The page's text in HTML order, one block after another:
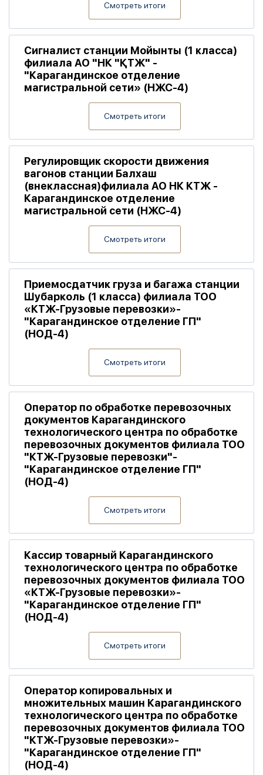
Смотреть итоги
Сигналист станции Мойынты (1 класса)
филиала АО "НК "ҚТЖ" -
"Карагандинское отделение
магистральной сети» (НЖС-4)
Смотреть итоги
Регулировщик скорости движения
вагонов станции Балхаш
(внеклассная)филиала АО НК КТЖ -
Карагандинское отделение
магистральной сети (НЖС-4)
Смотреть итоги
Приемосдатчик груза и багажа станции
Шубарколь (1 класса) филиала ТОО
«КТЖ-Грузовые перевозки»-
"Карагандинское отделение ГП"
(НОД-4)
Смотреть итоги
Оператор по обработке перевозочных
документов Карагандинского
технологического центра по обработке
перевозочных документов филиала ТОО
"КТЖ-Грузовые перевозки"-
"Карагандинское отделение ГП"
(НОД-4)
Смотреть итоги
Кассир товарный Карагандинского
технологического центра по обработке
перевозочных документов филиала ТОО
«КТЖ-Грузовые перевозки»-
"Карагандинское отделение ГП"
(НОД-4)
Смотреть итоги
Оператор копировальных и
множительных машин Карагандинского
технологического центра по обработке
перевозочных документов филиала ТОО
"КТЖ-Грузовые перевозки»-
"Карагандинское отделение ГП"
(НОД-4)